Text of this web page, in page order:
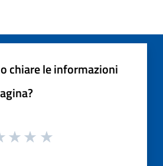
chiare le informazioni